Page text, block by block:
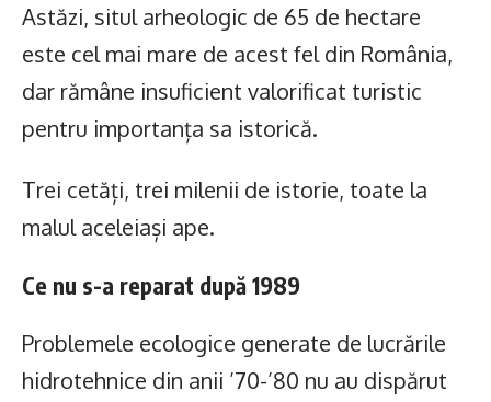
Astăzi, situl arheologic de 65 de hectare
este cel mai mare de acest fel din România,
dar rămâne insuficient valorificat turistic
pentru importanța sa istorică.
Trei cetăți, trei milenii de istorie, toate la
malul aceleiași ape.
Ce nu s-a reparat după 1989
Problemele ecologice generate de lucrările
hidrotehnice din anii ’70-’80 nu au dispărut